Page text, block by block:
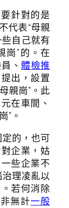
針對的是
代表“母親
自己就有
崗”的。在
、 體檢推
出，設置
親崗”。此
在車間、
”。
定的，也可
企業，姑
些企業不
理凌亂以
若何消除
無計一般